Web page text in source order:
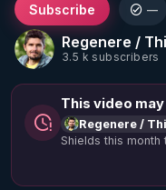
Regenere /
3.5 k subscribers
Subscribe —
This video
Regenere /
Shields this